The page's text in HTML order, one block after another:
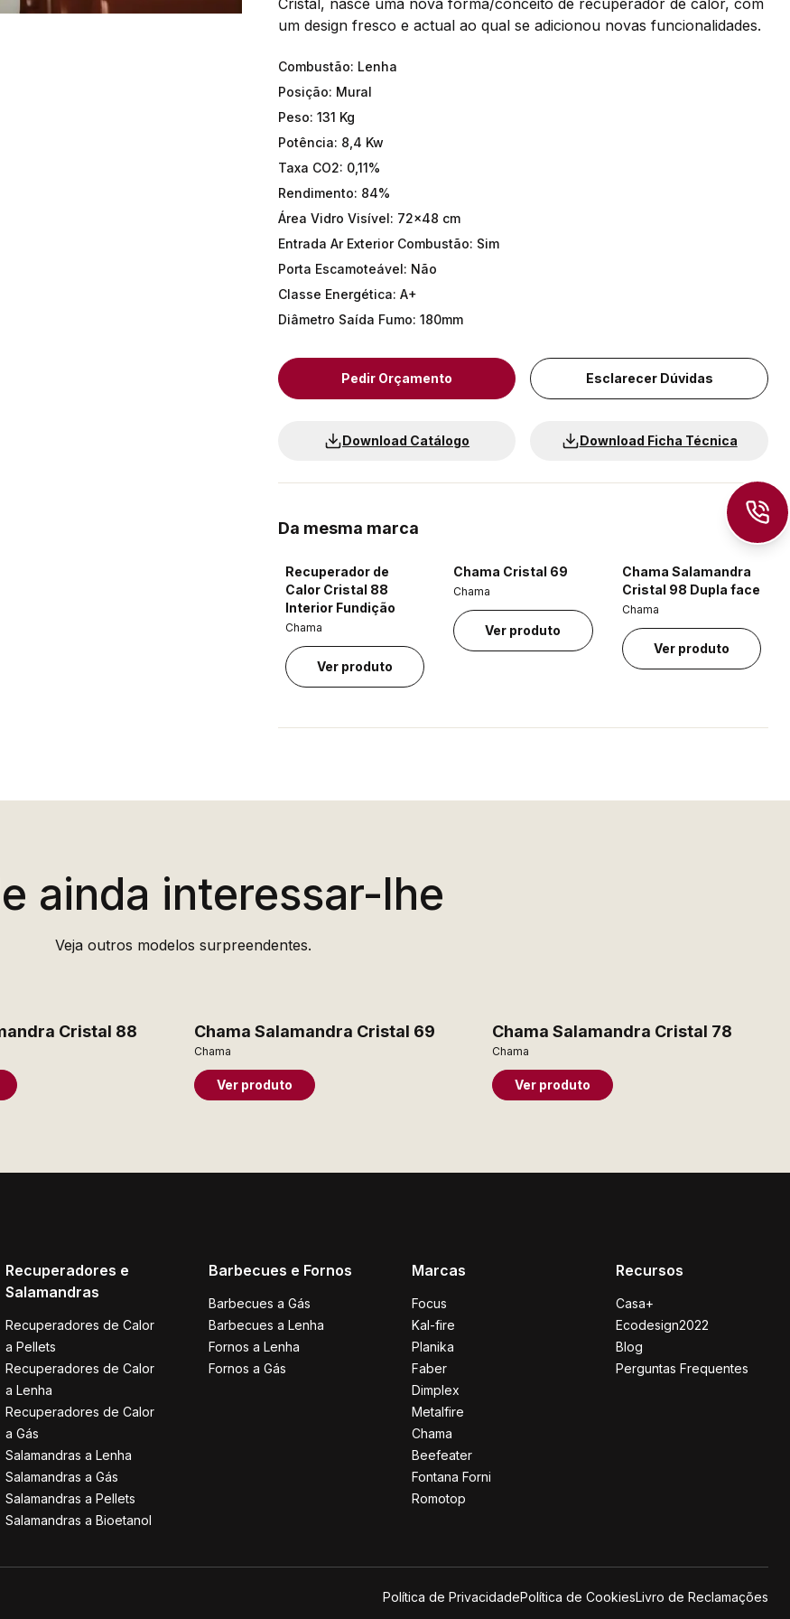
Cristal, nasce uma nova forma/conceito de recuperador de calor, com
um design fresco e actual ao qual se adicionou novas funcionalidades.
Combustão: Lenha
Posição: Mural
Peso: 131 Kg
Potência: 8,4 Kw
Taxa CO2: 0,11%
Rendimento: 84%
Área Vidro Visível: 72x48 cm
Entrada Ar Exterior Combustão: Sim
Porta Escamoteável: Não
Classe Energética: A+
Diâmetro Saída Fumo: 180mm
Pedir Orçamento Esclarecer Dúvidas
Download Catálogo Download Ficha Técnica
Da mesma marca
Recuperador de
Calor Cristal 88
Interior Fundição
Chama
Ver produto
Chama Cristal 69
Chama
Ver produto
Chama Salamandra
Cristal 98 Dupla face
Chama
Ver produto
ainda interessar-lhe
Veja outros modelos surpreendentes.
Cristal 88 Chama Salamandra Cristal 69
Chama
Ver produto
Chama Salamandra Cristal 78
Chama
Ver produto
Recuperadores e
Salamandras
Recuperadores de Calor
a Pellets
Recuperadores de Calor
a Lenha
Recuperadores de Calor
a Gás
Salamandras a Lenha
Salamandras a Gás
Salamandras a Pellets
Salamandras a Bioetanol
Barbecues e Fornos
Barbecues a Gás
Barbecues a Lenha
Fornos a Lenha
Fornos a Gás
Marcas
Focus
Kal-fire
Planika
Faber
Dimplex
Metalfire
Chama
Beefeater
Fontana Forni
Romotop
Recursos
Casa+
Ecodesign2022
Blog
Perguntas Frequentes
Política de PrivacidadePolítica de CookiesLivro de Reclamações